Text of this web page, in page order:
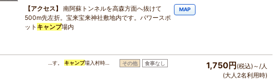
アクセス
南阿蘇トンネルを高森方面へ抜けて
500m先左折。宝来宝来神社敷地内です。パワースポ
ット キャンプ場内
MAP
…す。 キャンプ場入村時… その他 食事なし 1,750円 (税込)～/人
(大人2名利用時)